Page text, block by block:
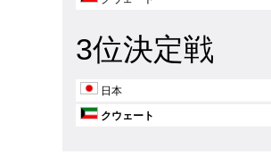
3位決定戦
日本
クウェート